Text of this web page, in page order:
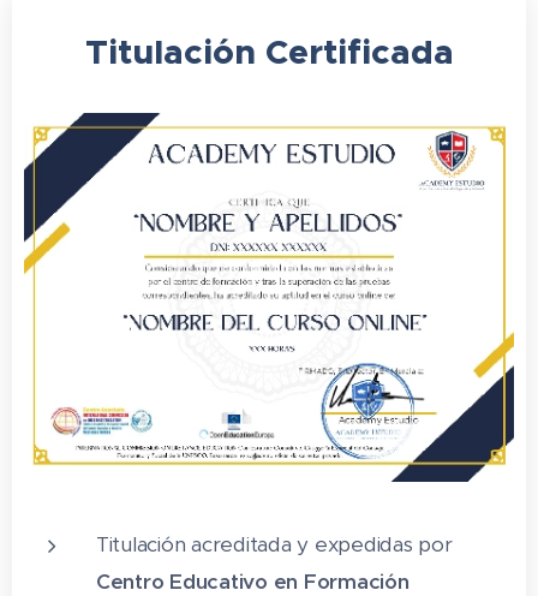
1 Qué significa Servicio al Cliente
1.1 Las motivaciones empresariales
1.2 La empresa orientada hacia el
cliente
1.3 Coste de un mal servicio al cliente
1.4 Significados de Servicio al Cliente
1.5 Cuestionario: Qué se entiende por
2 Tipos de clientes
2.1 El cliente en la cadena de
2.2 El cliente interno
Titulación Certificada
Titulación acreditada y expedidas por
Centro Educativo en Formación